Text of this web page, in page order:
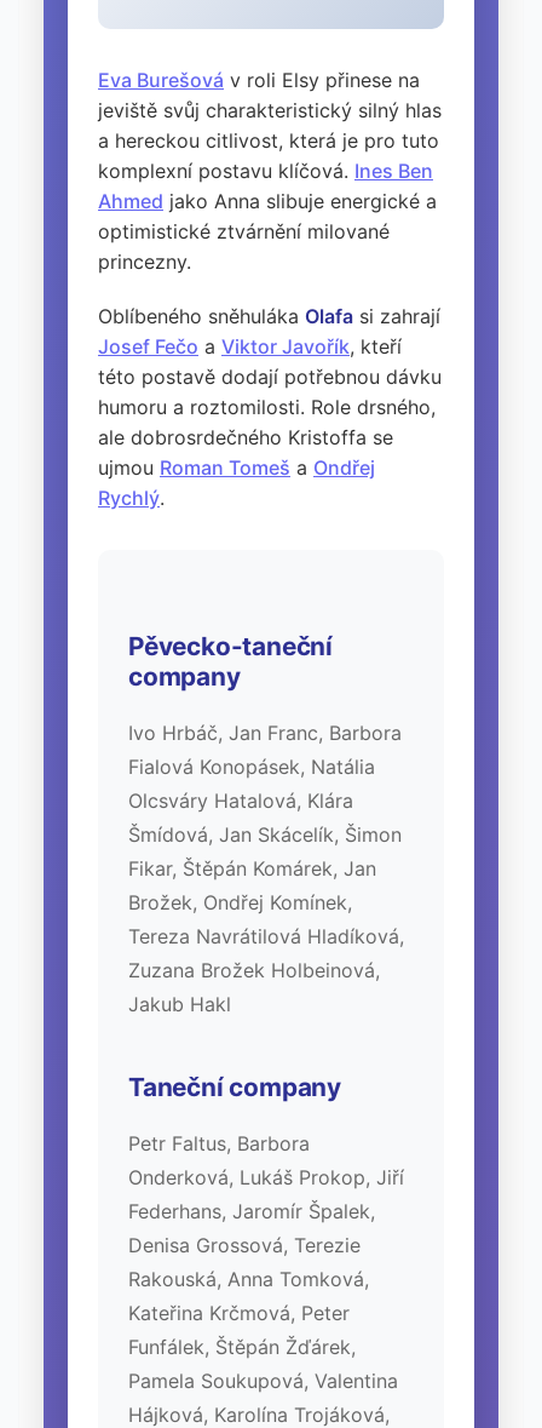
Eva Burešová v roli Elsy přinese na
jeviště svůj charakteristický silný hlas
a hereckou citlivost, která je pro tuto
komplexní postavu klíčová. Ines Ben
Ahmed jako Anna slibuje energické a
optimistické ztvárnění milované
princezny.
Oblíbeného sněhuláka Olafa si zahrají
Josef Fečo a Viktor Javořík, kteří
této postavě dodají potřebnou dávku
humoru a roztomilosti. Role drsného,
ale dobrosrdečného Kristoffa se
ujmou Roman Tomeš a Ondřej
Rychlý.
Pěvecko-taneční
company
Ivo Hrbáč, Jan Franc, Barbora
Fialová Konopásek, Natália
Olcsváry Hatalová, Klára
Šmídová, Jan Skácelík, Šimon
Fikar, Štěpán Komárek, Jan
Brožek, Ondřej Komínek,
Tereza Navrátilová Hladíková,
Zuzana Brožek Holbeinová,
Jakub Hakl
Taneční company
Petr Faltus, Barbora
Onderková, Lukáš Prokop, Jiří
Federhans, Jaromír Špalek,
Denisa Grossová, Terezie
Rakouská, Anna Tomková,
Kateřina Krčmová, Peter
Funfálek, Štěpán Žďárek,
Pamela Soukupová, Valentina
Hájková, Karolína Trojáková,